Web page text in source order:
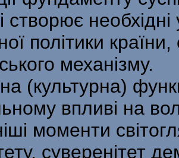
створює
політики
механізму.
(культурна)
впливі на
моменти
суверенітет